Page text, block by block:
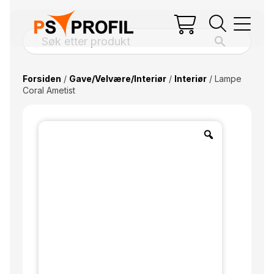
Forsiden / Gave/Velvære/Interiør/ Interiør/ Lampe
Coral Ametist